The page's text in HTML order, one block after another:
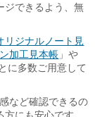
ジできるよう、無
リジナルノート見
加工見本帳 」や
に多数ご用意して
など確認できるの